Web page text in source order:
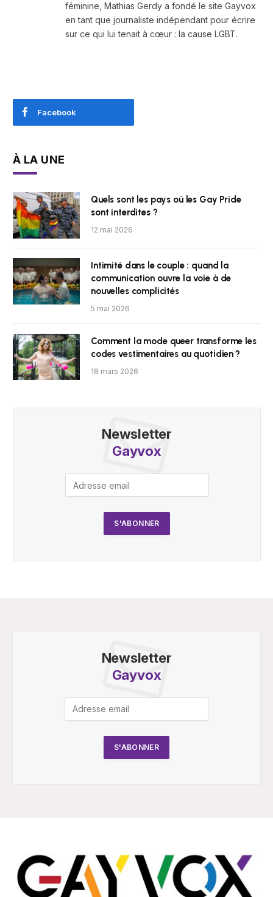
féminine, Mathias Gerdy a fondé le site Gayvox
en tant que journaliste indépendant pour écrire
sur ce qui lui tenait à cœur : la cause LGBT.
Facebook
À LA UNE
Quels sont les pays où les Gay Pride
sont interdites ?
12 mai 2026
Intimité dans le couple : quand la
communication ouvre la voie à de
nouvelles complicités
5 mai 2026
Comment la mode queer transforme les
codes vestimentaires au quotidien ?
18 mars 2026
Newsletter
Gayvox
Newsletter
Gayvox